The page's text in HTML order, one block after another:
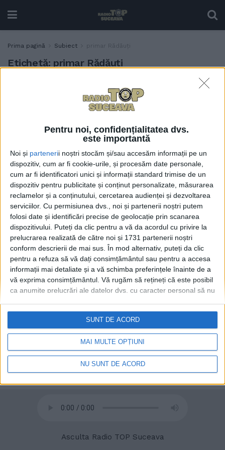
Pentru noi, confidențialitatea dvs.
este importantă
Noi și partenerii noștri stocăm și/sau accesăm informații pe un
dispozitiv, cum ar fi cookie-urile, și procesăm date personale,
cum ar fi identificatori unici și informații standard trimise de un
dispozitiv pentru publicitate și conținut personalizate, măsurarea
reclamelor și a conținutului, cercetarea audienței și dezvoltarea
serviciilor. Cu permisiunea dvs., noi și partenerii noștri putem
folosi date și identificări precise de geolocație prin scanarea
dispozitivului. Puteți da clic pentru a vă da acordul cu privire la
prelucrarea realizată de către noi și 1731 partenerii noștri
conform descrierii de mai sus. În mod alternativ, puteți da clic
pentru a refuza să vă dați consimțământul sau pentru a accesa
informații mai detaliate și a vă schimba preferințele înainte de a
vă exprima consimțământul. Vă rugăm să rețineți că este posibil
ca anumite prelucrări ale datelor dvs. cu caracter personal să nu
astfel de prelucrare. Preferințele dvs. se vor aplica numai
acestui site web. Puteți să vă schimbați preferințele sau să vă
retrageți consimțământul în orice moment, revenind la acest site
și făcând clic pe butonul "Confidențialitate" din partea de jos a
paginii web.
MAI MULTE OPȚIUNI
NU SUNT DE ACORD
SUNT DE ACORD
Prima pagină Subiect primar Rădăuți
Etichetă: primar Rădăuți
Primarul Rădăuților,
Bogdan Loghin, nu doar că
l-a susținut public pe
contribuit și la campania
electorală pentru alegerea
acestuia. Loghin: Va trebui
să există o construcție
puternică, politică, care să îl
sprijine pe domnul
președinte
28 MAI, 2025
Primarul Rădăuților,
Bogdan Loghin, la
ceremonia de învestire a lui
Nicușor Dan, ”nu doar ca
primar al Rădăuțiului, ci ca
reprezentant al întregului
26 MAI, 2025
Asculta Radio TOP Suceava